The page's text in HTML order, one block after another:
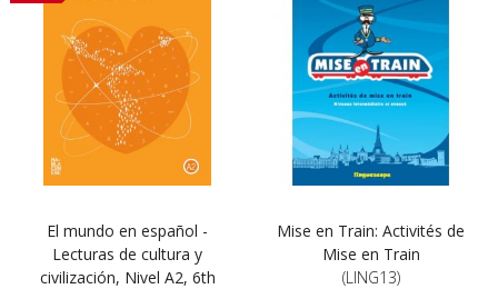
El mundo en español -
Lecturas de cultura y
civilización, Nivel A2, 6th
Mise en Train: Activités de
Mise en Train
(LING13)